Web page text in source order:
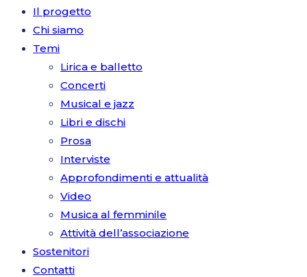
Il progetto
Chi siamo
Temi
Lirica e balletto
Concerti
Musical e jazz
Libri e dischi
Prosa
Interviste
Approfondimenti e attualità
Video
Musica al femminile
Attività dell’associazione
Sostenitori
Contatti